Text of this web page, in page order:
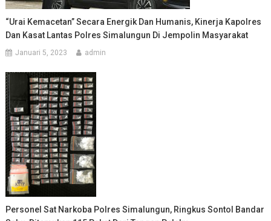
“Urai Kemacetan” Secara Energik Dan Humanis, Kinerja Kapolres
Dan Kasat Lantas Polres Simalungun Di Jempolin Masyarakat
Januari 5, 2023 admin
Personel Sat Narkoba Polres Simalungun, Ringkus Sontol Bandar